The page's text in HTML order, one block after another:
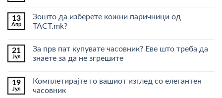
идеален
за
за
Што
кажува
маж?
13
Апр
Зошто да изберете кожни паричници од
TACT.mk?
за
Зошто
да
паричници
од
TACT.mk?
21
Јул
За прв пат купувате часовник? Еве што треба да
знаете за да не згрешите
за
За
прв
19
Јул
Комплетирајте го вашиот изглед со елегантен
часовник